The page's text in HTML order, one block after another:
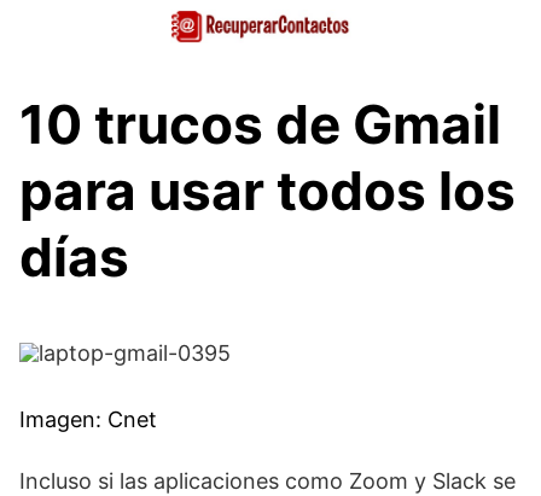
10 trucos de Gmail
para usar todos los
días
Imagen: Cnet
Incluso si las aplicaciones como Zoom y Slack se